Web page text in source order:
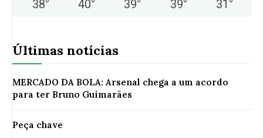
38° 40° 39° 39° 31 °
Últimas notícias
MERCADO DA BOLA: Arsenal chega a um acordo
para ter Bruno Guimarães
Peça chave